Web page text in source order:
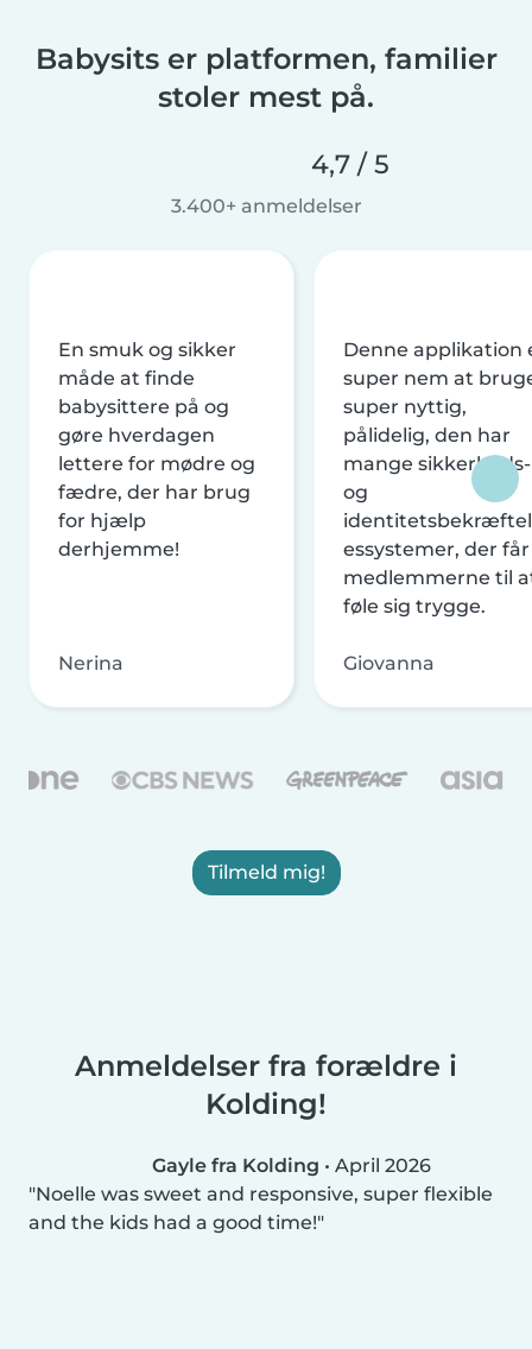
Babysits er platformen, familier
stoler mest på.
4,7 / 5
3.400+ anmeldelser
En smuk og sikker
måde at finde
babysittere på og
gøre hverdagen
lettere for mødre og
fædre, der har brug
for hjælp
derhjemme!
Nerina
Denne applikation
super nem at
super nyttig,
pålidelig, den har
mange sikkerheds-
og
essystemer, der får
medlemmerne til
føle sig trygge.
Giovanna
Tilmeld mig!
Anmeldelser fra forældre i
Kolding!
Gayle fra Kolding • April 2026
Noelle was sweet and responsive, super flexible
and the kids had a good time!